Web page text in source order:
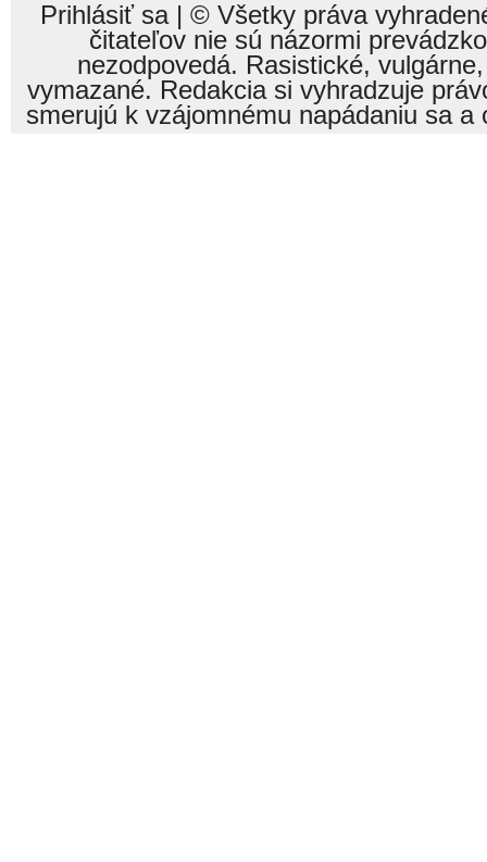
Prihlásiť sa| © Všetky práva
čitateľov nie sú názormi
nezodpovedá. Rasistické,
vymazané. Redakcia si vyhradzuje
smerujú k vzájomnému napádaniu sa